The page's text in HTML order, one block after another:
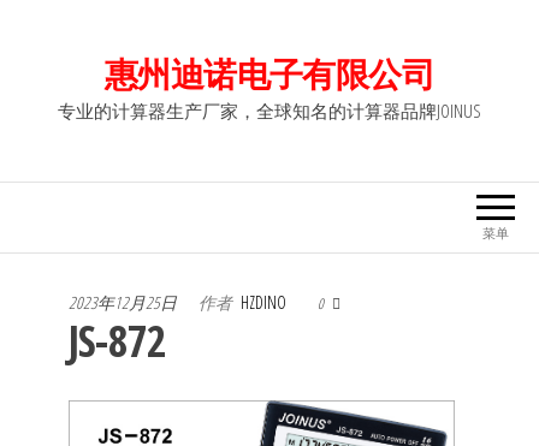
惠州迪诺电子有限公司
专业的计算器生产厂家，全球知名的计算器品牌JOINUS
菜单
2023年12月25日 作者 HZDINO 0
JS-872